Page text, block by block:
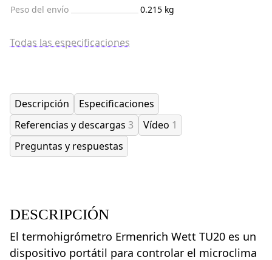
Peso del envío 0.215 kg
Todas las especificaciones
Descripción
Especificaciones
Referencias y descargas 3 Vídeo 1
Preguntas y respuestas
DESCRIPCIÓN
El termohigrómetro Ermenrich Wett TU20 es un
dispositivo portátil para controlar el microclima